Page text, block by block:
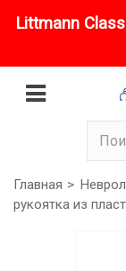
Littmann
Главная >
рукоятка из